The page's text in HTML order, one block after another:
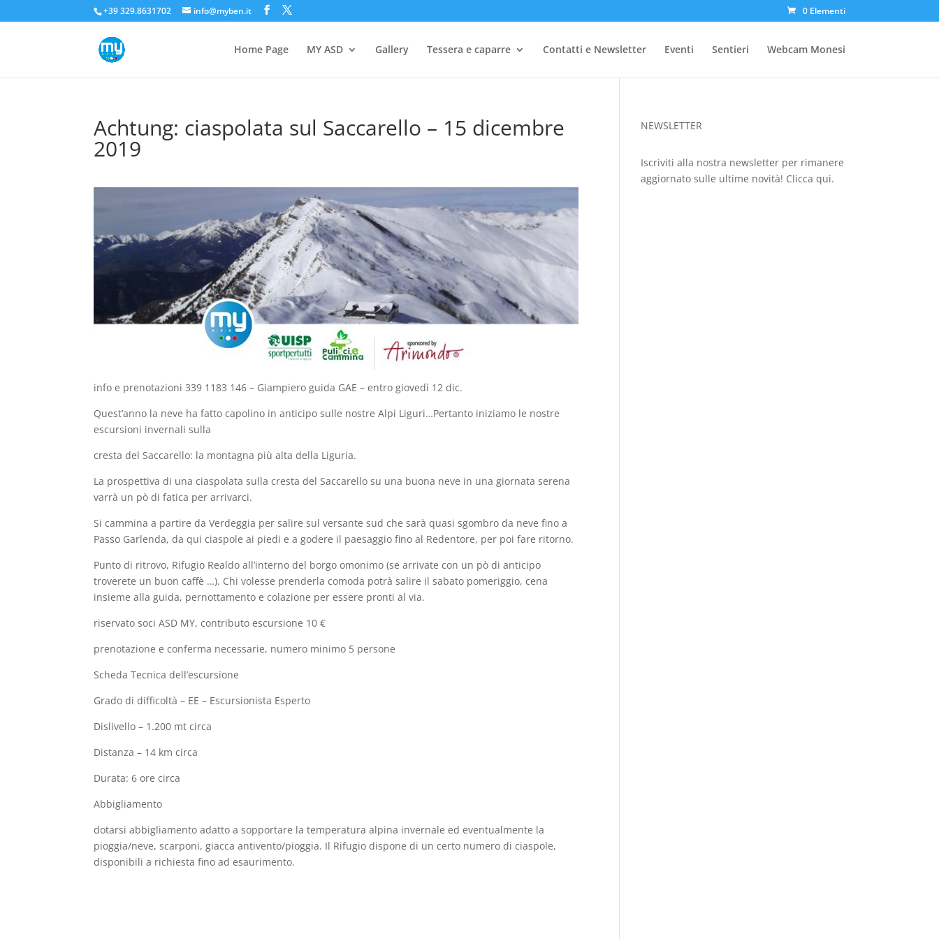
+39 329.8631702 info@myben.it 0 Elementi
Home Page MY ASD Gallery Tessera e caparre Contatti e Newsletter Eventi Sentieri Webcam Monesi
Achtung: ciaspolata sul Saccarello – 15 dicembre
2019
info e prenotazioni 339 1183 146 – Giampiero guida GAE – entro giovedì 12 dic.
Quest’anno la neve ha fatto capolino in anticipo sulle nostre Alpi Liguri…Pertanto iniziamo le nostre
escursioni invernali sulla
cresta del Saccarello: la montagna più alta della Liguria.
La prospettiva di una ciaspolata sulla cresta del Saccarello su una buona neve in una giornata serena
varrà un pò di fatica per arrivarci.
Si cammina a partire da Verdeggia per salire sul versante sud che sarà quasi sgombro da neve fino a
Passo Garlenda, da qui ciaspole ai piedi e a godere il paesaggio fino al Redentore, per poi fare ritorno.
Punto di ritrovo, Rifugio Realdo all’interno del borgo omonimo (se arrivate con un pò di anticipo
troverete un buon caffè …). Chi volesse prenderla comoda potrà salire il sabato pomeriggio, cena
insieme alla guida, pernottamento e colazione per essere pronti al via.
riservato soci ASD MY, contributo escursione 10 €
prenotazione e conferma necessarie, numero minimo 5 persone
Scheda Tecnica dell’escursione
Grado di difficoltà – EE – Escursionista Esperto
Dislivello – 1.200 mt circa
Distanza – 14 km circa
Durata: 6 ore circa
Abbigliamento
dotarsi abbigliamento adatto a sopportare la temperatura alpina invernale ed eventualmente la
pioggia/neve, scarponi, giacca antivento/pioggia. Il Rifugio dispone di un certo numero di ciaspole,
disponibili a richiesta fino ad esaurimento.
NEWSLETTER
Iscriviti alla nostra newsletter per rimanere
aggiornato sulle ultime novità! Clicca qui.